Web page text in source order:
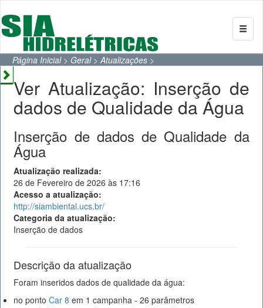
Página Inicial> Geral>Atualizações >
Ver Atualização: Inserção de
dados de Qualidade da Água
Inserção de dados de Qualidade da
Água
Atualização realizada:
26 de Fevereiro de 2026 às 17:16
Acesso a atualização:
http://siambiental.ucs.br/
Categoria da atualização:
Inserção de dados
Descrição da atualização
Foram inseridos dados de qualidade da água:
no pontoCar 8 em 1 campanha - 26 parâmetros